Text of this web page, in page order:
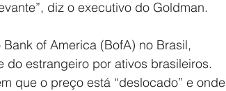
diz o executivo do Goldman.
of America (BofA) no Brasil,
do estrangeiro por ativos brasileiros.
que o preço está “deslocado” e onde